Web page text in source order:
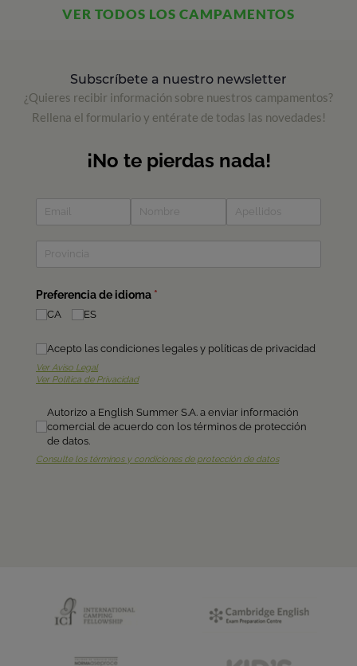
VER TODOS LOS CAMPAMENTOS
Subscríbete a nuestro newsletter
¿Quieres recibir información sobre nuestros campamentos?
Rellena el formulario y entérate de todas las novedades!